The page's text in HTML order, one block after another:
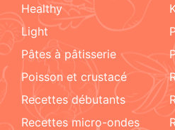
healthy
light
pâtes à pâtisserie
poisson et crustacé
recettes débutants
recettes micro-ondes